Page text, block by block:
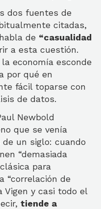
dos fuentes de
citadas,
de “casualidad
a esta cuestión.
economía esconde
por qué en
fácil toparse con
de datos.
Newbold
que se venía
de un siglo: cuando
“demasiada
para
“correlación de
Vigen y casi todo el
tiende a